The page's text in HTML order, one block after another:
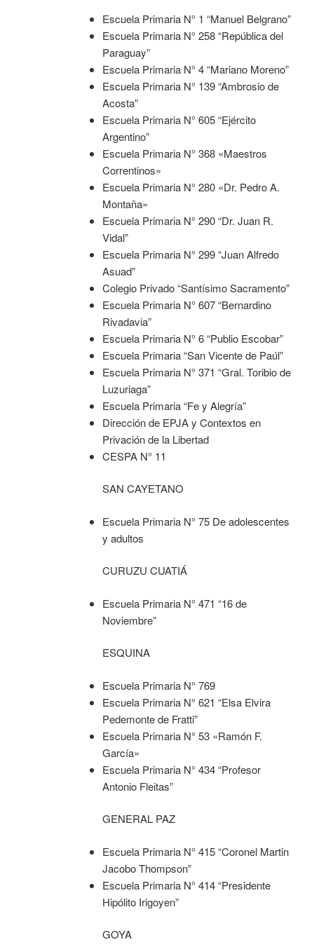
Escuela Primaria N° 1 “Manuel Belgrano”
Escuela Primaria N° 258 “República del
Paraguay”
Escuela Primaria N° 4 “Mariano Moreno”
Escuela Primaria N° 139 “Ambrosio de
Acosta”
Escuela Primaria N° 605 “Ejército
Argentino”
Escuela Primaria N° 368 «Maestros
Correntinos»
Escuela Primaria N° 280 «Dr. Pedro A.
Montaña»
Escuela Primaria N° 290 “Dr. Juan R.
Vidal”
Escuela Primaria N° 299 “Juan Alfredo
Asuad”
Colegio Privado “Santísimo Sacramento”
Escuela Primaria N° 607 “Bernardino
Rivadavia”
Escuela Primaria N° 6 “Publio Escobar”
Escuela Primaria “San Vicente de Paúl”
Escuela Primaria N° 371 “Gral. Toribio de
Luzuriaga”
Escuela Primaria “Fe y Alegría”
Dirección de EPJA y Contextos en
Privación de la Libertad
CESPA N° 11
SAN CAYETANO
Escuela Primaria N° 75 De adolescentes
y adultos
CURUZU CUATIÁ
Escuela Primaria N° 471 “16 de
Noviembre”
ESQUINA
Escuela Primaria N° 769
Escuela Primaria N° 621 “Elsa Elvira
Pedemonte de Fratti”
Escuela Primaria N° 53 «Ramón F.
García»
Escuela Primaria N° 434 “Profesor
Antonio Fleitas”
GENERAL PAZ
Escuela Primaria N° 415 “Coronel Martin
Jacobo Thompson”
Escuela Primaria N° 414 “Presidente
Hipólito Irigoyen”
GOYA